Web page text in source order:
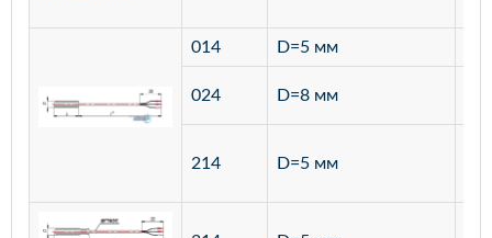
014 D=5 мм
024 D=8 мм
214 D=5 мм